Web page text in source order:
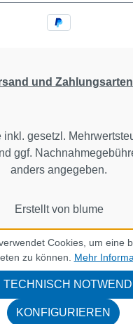
und Zahlungsarten
inkl. gesetzl.
ggf.
anders angegeben.
Erstellt von blume
Cookies, um eine
zu können. Mehr
TECHNISCH
KONFIGURIEREN